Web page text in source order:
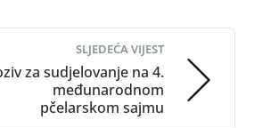
SLJEDEĆA VIJEST
za sudjelovanje na 4.
međunarodnom
pčelarskom sajmu